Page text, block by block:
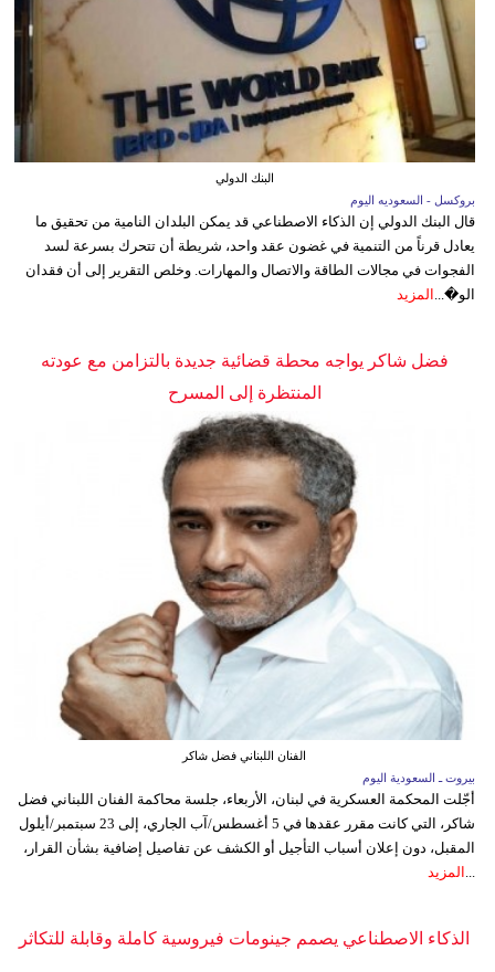
البنك الدولي
بروكسل - السعوديه اليوم
قال البنك الدولي إن الذكاء الاصطناعي قد يمكن البلدان النامية من تحقيق ما
يعادل قرناً من التنمية في غضون عقد واحد، شريطة أن تتحرك بسرعة لسد
الفجوات في مجالات الطاقة والاتصال والمهارات. وخلص التقرير إلى أن فقدان
الو�... المزيد
فضل شاكر يواجه محطة قضائية جديدة بالتزامن مع عودته
المنتظرة إلى المسرح
الفنان اللبناني فضل شاكر
بيروت ـ السعودية اليوم
أجّلت المحكمة العسكرية في لبنان، الأربعاء، جلسة محاكمة الفنان اللبناني فضل
شاكر، التي كانت مقرر عقدها في 5 أغسطس/آب الجاري، إلى 23 سبتمبر/أيلول
المقبل، دون إعلان أسباب التأجيل أو الكشف عن تفاصيل إضافية بشأن القرار،
... المزيد
الذكاء الاصطناعي يصمم جينومات فيروسية كاملة وقابلة للتكاثر